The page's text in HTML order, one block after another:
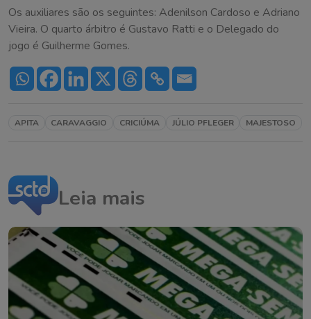
Os auxiliares são os seguintes: Adenilson Cardoso e Adriano
Vieira. O quarto árbitro é Gustavo Ratti e o Delegado do
jogo é Guilherme Gomes.
APITA CARAVAGGIO CRICIÚMA JÚLIO PFLEGER MAJESTOSO
Leia mais